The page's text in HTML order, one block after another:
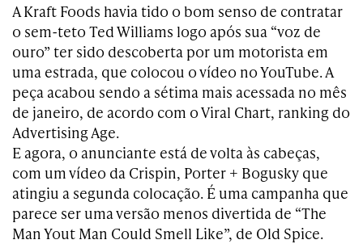
A Kraft Foods havia tido o bom senso de contratar
o sem-teto Ted Williams logo após sua “voz de
ouro” ter sido descoberta por um motorista em
uma estrada, que colocou o vídeo no YouTube. A
peça acabou sendo a sétima mais acessada no mês
de janeiro, de acordo com o Viral Chart, ranking do
Advertising Age.
E agora, o anunciante está de volta às cabeças,
com um vídeo da Crispin, Porter + Bogusky que
atingiu a segunda colocação. É uma campanha que
parece ser uma versão menos divertida de “The
Man Yout Man Could Smell Like”, de Old Spice.